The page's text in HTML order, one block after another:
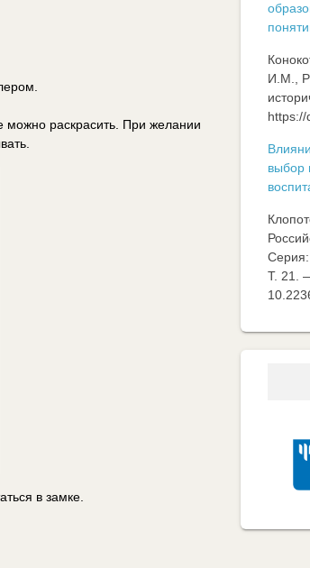
можно раскрасить. При желании
в замке.
И.М.,
выбор
Т. 21.